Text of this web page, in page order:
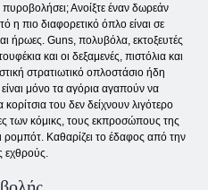
Ανοίξτε έναν δωρεάν
η πιο διαφορετικό όπλο είναι σε
ήρωες. Guns, πολυβόλα, εκτοξευτές
και οι δεξαμενές, πιστόλια και
στρατιωτικό οπλοστάσιο ήδη
μόνο τα αγόρια αγαπούν να
του δεν δείχνουν λιγότερο
των κόμικς, τους εκπροσώπους της
ρομπότ. Καθαρίζει το έδαφος από την
εχθρούς.